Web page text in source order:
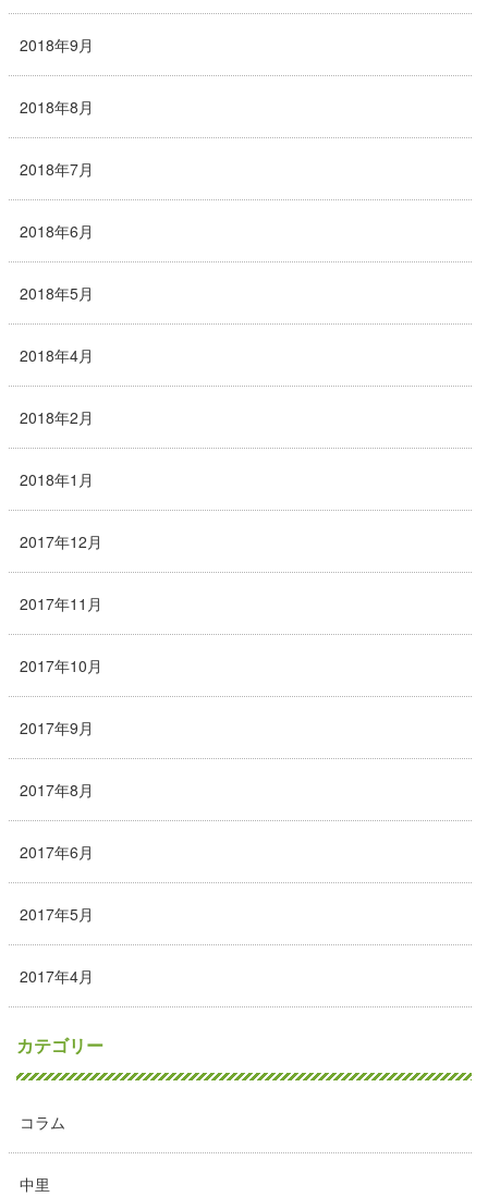
2018年9月
2018年8月
2018年7月
2018年6月
2018年5月
2018年4月
2018年2月
2018年1月
2017年12月
2017年11月
2017年10月
2017年9月
2017年8月
2017年6月
2017年5月
2017年4月
カテゴリー
コラム
中里